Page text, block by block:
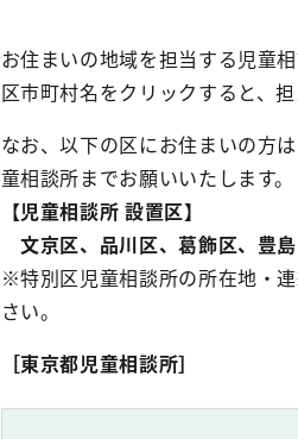
お住まいの地域を担当する児童
区市町村名をクリックすると、
なお、以下の区にお住まいの方
童相談所までお願いいたします。
【児童相談所 設置区】
文京区、品川区、葛飾区、豊
※特別区児童相談所の所在地・
さい。
［東京都児童相談所］